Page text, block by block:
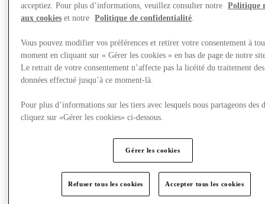
Actualités
acceptiez. Pour plus d’informations, veuillez consulter notre
Politique
aux cookies et notre Politique de confidentialité
Vous pouvez modifier vos préférences et retirer votre consentement à
moment en cliquant sur « Gérer les cookies » en bas de page de notre
Le retrait de votre consentement n’affecte pas la licéité du traitement des
données effectué jusqu’à ce moment-là.
Pour plus d’informations sur les tiers avec lesquels nous partageons des
cliquez sur «Gérer les cookies» ci-dessous.
Gérer les cookies
Refuser tous les cookies Accepter tous les cookies